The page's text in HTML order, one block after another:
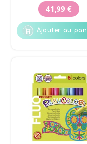
41,99 €
Ajouter au